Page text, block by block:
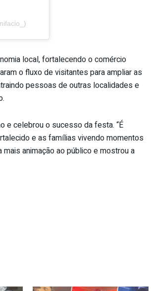
local, fortalecendo o comércio
o fluxo de visitantes para ampliar as
pessoas de outras localidades e
e celebrou o sucesso da festa. “É
e as famílias vivendo momentos
animação ao público e mostrou a